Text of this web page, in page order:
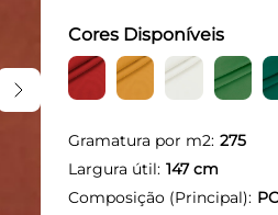
Cores Disponíveis
Gramatura por m2: 275
Largura útil: 147cm
Composição (Principal):